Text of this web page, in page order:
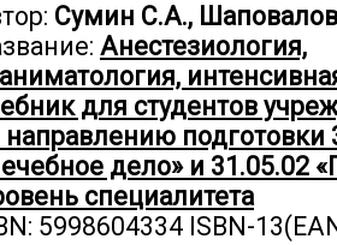
Сумин С.А., Шаповалов
Анестезиология,
для студентов
направлению подготовки
дело» и 31.05.02
специалитета
5998604334 ISBN-